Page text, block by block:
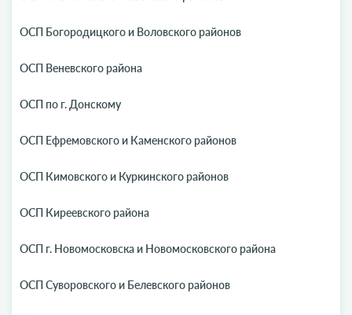
ОСП Богородицкого и Воловского районов
ОСП Веневского района
ОСП по г. Донскому
ОСП Ефремовского и Каменского районов
ОСП Кимовского и Куркинского районов
ОСП Киреевского района
ОСП г. Новомосковска и Новомосковского района
ОСП Суворовского и Белевского районов